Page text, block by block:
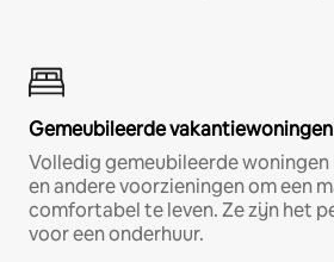
Gemeubileerde vakantiewoningen
Volledig gemeubileerde woningen
en andere voorzieningen om een
comfortabel te leven. Ze zijn het
voor een onderhuur.